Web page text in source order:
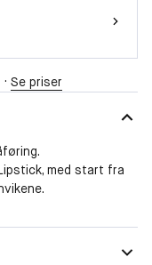
· Se priser
med start fra